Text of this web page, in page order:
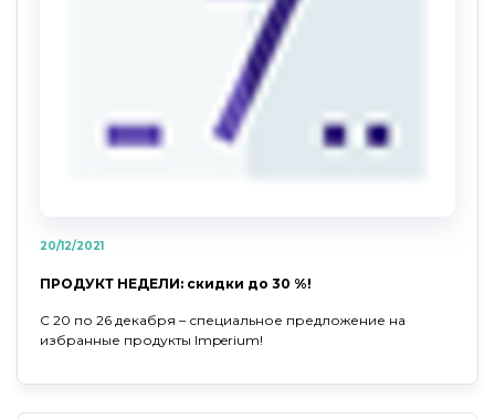
20/12/2021
ПРОДУКТ НЕДЕЛИ: скидки до 30 %!
С 20 по 26 декабря – специальное предложение на
избранные продукты Imperium!